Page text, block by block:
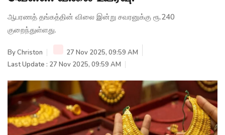
ஆபரணத் தங்கத்தின் விலை இன்று சவரனுக்கு ரூ.240
குறைந்துள்ளது.
ByChriston
27 Nov 2025, 09:59 AM
Last Update : 27 Nov 2025, 09:59 AM